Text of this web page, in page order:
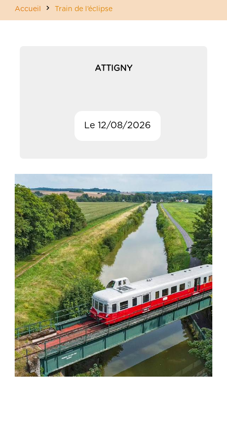
Accueil Train de l’éclipse
ATTIGNY
Le 12/08/2026